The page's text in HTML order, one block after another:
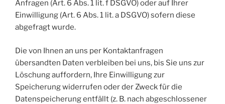
Anfragen (Art. 6 Abs. 1 lit. f DSGVO) oder auf Ihrer
Einwilligung (Art. 6 Abs. 1 lit. a DSGVO) sofern diese
abgefragt wurde.
Die von Ihnen an uns per Kontaktanfragen
übersandten Daten verbleiben bei uns, bis Sie uns zur
Löschung auffordern, Ihre Einwilligung zur
Speicherung widerrufen oder der Zweck für die
Datenspeicherung entfällt (z. B. nach abgeschlossener